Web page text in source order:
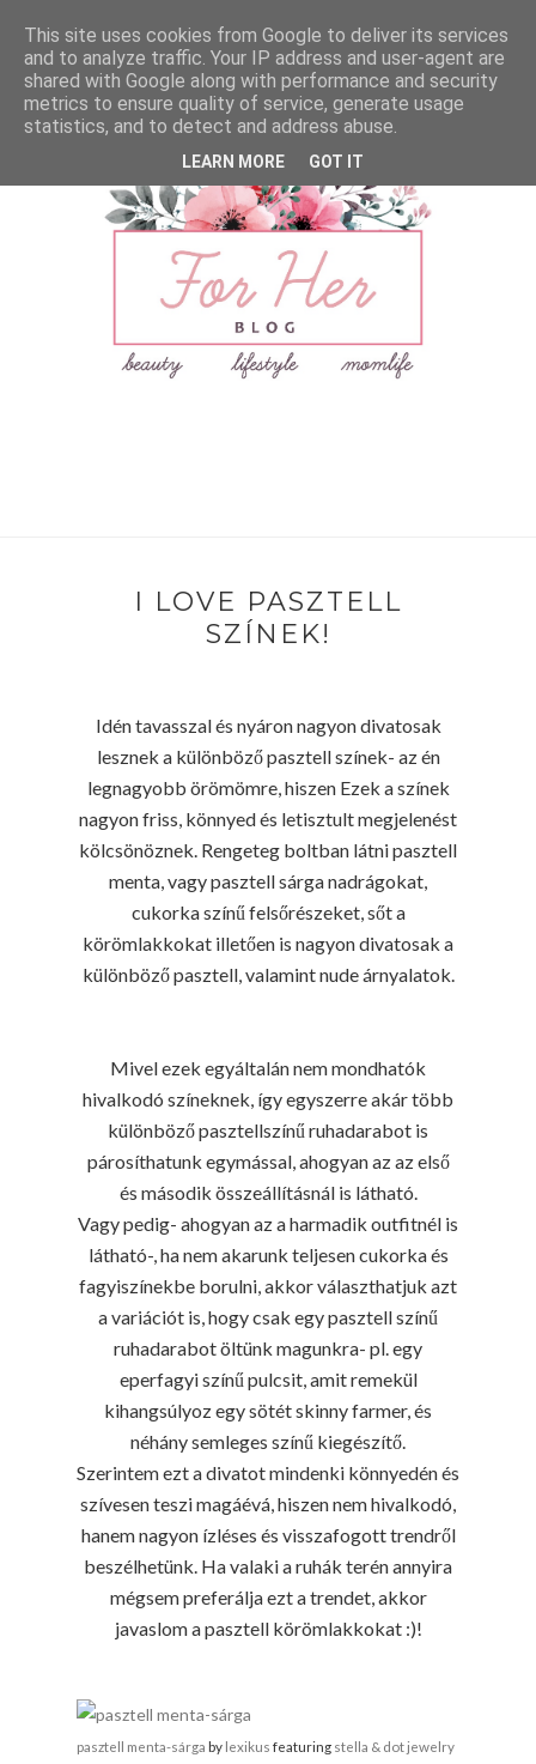
I LOVE PASZTELL
SZÍNEK!
Idén tavasszal és nyáron nagyon divatosak
lesznek a különböző pasztell színek- az én
legnagyobb örömömre, hiszen Ezek a színek
nagyon friss, könnyed és letisztult megjelenést
kölcsönöznek. Rengeteg boltban látni pasztell
menta, vagy pasztell sárga nadrágokat,
cukorka színű felsőrészeket, sőt a
körömlakkokat illetően is nagyon divatosak a
különböző pasztell, valamint nude árnyalatok.
Mivel ezek egyáltalán nem mondhatók
hivalkodó színeknek, így egyszerre akár több
különböző pasztellszínű ruhadarabot is
párosíthatunk egymással, ahogyan az az első
és második összeállításnál is látható.
Vagy pedig- ahogyan az a harmadik outfitnél is
látható-, ha nem akarunk teljesen cukorka és
fagyiszínekbe borulni, akkor választhatjuk azt
a variációt is, hogy csak egy pasztell színű
ruhadarabot öltünk magunkra- pl. egy
eperfagyi színű pulcsit, amit remekül
kihangsúlyoz egy sötét skinny farmer, és
néhány semleges színű kiegészítő.
Szerintem ezt a divatot mindenki könnyedén és
szívesen teszi magáévá, hiszen nem hivalkodó,
hanem nagyon ízléses és visszafogott trendről
beszélhetünk. Ha valaki a ruhák terén annyira
mégsem preferálja ezt a trendet, akkor
javaslom a pasztell körömlakkokat :)!
pasztell menta-sárga by lexikus featuring stella & dot jewelry
This site uses cookies from Google to deliver its services
and to analyze traffic. Your IP address and user-agent are
shared with Google along with performance and security
metrics to ensure quality of service, generate usage
statistics, and to detect and address abuse.
LEARN MORE GOT IT